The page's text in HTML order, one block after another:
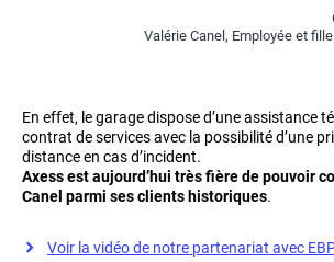
Valérie Canel, Employée et
En effet, le garage dispose d’une assistance
contrat de services avec la possibilité d’une
distance en cas d’incident.
Axess est aujourd’hui très fière de pouvoir
Canel parmi ses clients historiques.
Voir la vidéo de notre partenariat avec